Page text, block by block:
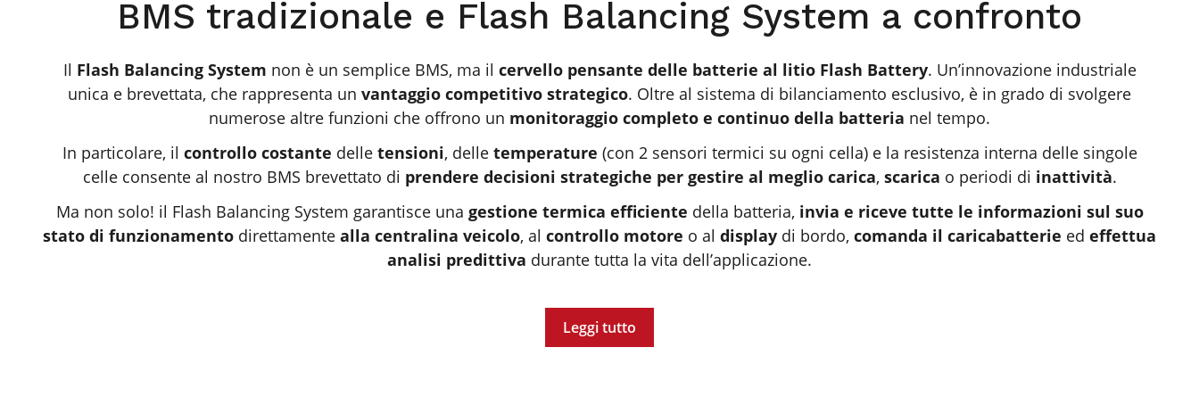
BMS tradizionale e Flash Balancing System a confronto
Il Flash Balancing System non è un semplice BMS, ma il cervello pensante delle batterie al litio Flash Battery. Un’innovazione industriale
unica e brevettata, che rappresenta un vantaggio competitivo strategico. Oltre al sistema di bilanciamento esclusivo, è in grado di svolgere
numerose altre funzioni che offrono un monitoraggio completo e continuo della batteria nel tempo.
In particolare, il controllo costante delle tensioni, delle temperature (con 2 sensori termici su ogni cella) e la resistenza interna delle singole
celle consente al nostro BMS brevettato di prendere decisioni strategiche per gestire al meglio carica, scarica o periodi di inattività.
Ma non solo! il Flash Balancing System garantisce una gestione termica efficiente della batteria, invia e riceve tutte le informazioni sul suo
stato di funzionamento direttamente alla centralina veicolo, al controllo motore o al display di bordo, comanda il caricabatterie ed effettua
analisi predittiva durante tutta la vita dell’applicazione.
Leggi tutto